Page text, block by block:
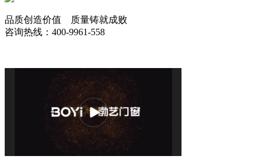
品质创造价值 质量铸就成败
咨询热线：400-9961-558